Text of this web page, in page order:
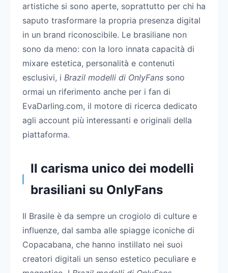
artistiche si sono aperte, soprattutto per chi ha
saputo trasformare la propria presenza digital
in un brand riconoscibile. Le brasiliane non
sono da meno: con la loro innata capacità di
mixare estetica, personalità e contenuti
esclusivi, i Brazil modelli di OnlyFans sono
ormai un riferimento anche per i fan di
EvaDarling.com, il motore di ricerca dedicato
agli account più interessanti e originali della
piattaforma.
Il carisma unico dei modelli
brasiliani su OnlyFans
Il Brasile è da sempre un crogiolo di culture e
influenze, dal samba alle spiagge iconiche di
Copacabana, che hanno instillato nei suoi
creatori digitali un senso estetico peculiare e